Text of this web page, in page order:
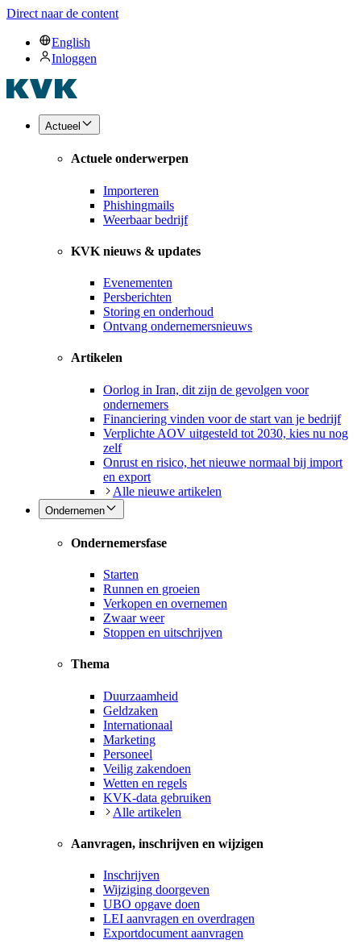
Direct naar de content
English
Inloggen
Actueel
Actuele onderwerpen
Importeren
Phishingmails
Weerbaar bedrijf
KVK nieuws & updates
Evenementen
Persberichten
Storing en onderhoud
Ontvang ondernemersnieuws
Artikelen
Oorlog in Iran, dit zijn de gevolgen voor
ondernemers
Financiering vinden voor de start van je bedrijf
Verplichte AOV uitgesteld tot 2030, kies nu nog
zelf
Onrust en risico, het nieuwe normaal bij import
en export
Alle nieuwe artikelen
Ondernemen
Ondernemersfase
Starten
Runnen en groeien
Verkopen en overnemen
Zwaar weer
Stoppen en uitschrijven
Thema
Duurzaamheid
Geldzaken
Internationaal
Marketing
Personeel
Veilig zakendoen
Wetten en regels
KVK-data gebruiken
Alle artikelen
Aanvragen, inschrijven en wijzigen
Inschrijven
Wijziging doorgeven
UBO opgave doen
LEI aanvragen en overdragen
Exportdocument aanvragen